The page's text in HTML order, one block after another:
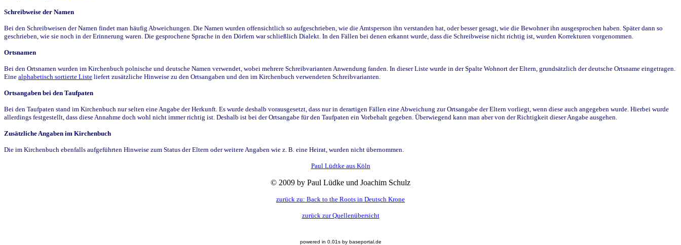
Schreibweise der Namen
Bei den Schreibweisen der Namen findet man häufig Abweichungen. Die Namen wurden offensichtlich so aufgeschrieben, wie die Amtsperson ihn verstanden hat, oder besser gesagt, wie die Bewohner ihn ausgesprochen haben. Später dann so
geschrieben, wie sie noch in der Erinnerung waren. Die gesprochene Sprache in den Dörfern war schließlich Dialekt. In den Fällen bei denen erkannt wurde, dass die Schreibweise nicht richtig ist, wurden Korrekturen vorgenommen.
Ortsnamen
Bei den Ortsnamen wurden im Kirchenbuch polnische und deutsche Namen verwendet, wobei mehrere Schreibvarianten Anwendung fanden. In dieser Liste wurde in der Spalte Wohnort der Eltern, grundsätzlich der deutsche Ortsname eingetragen.
Eine alphabetisch sortierte Liste liefert zusätzliche Hinweise zu den Ortsangaben und den im Kirchenbuch verwendeten Schreibvarianten.
Ortsangaben bei den Taufpaten
Bei den Taufpaten stand im Kirchenbuch nur selten eine Angabe der Herkunft. Es wurde deshalb vorausgesetzt, dass nur in derartigen Fällen eine Abweichung zur Ortsangabe der Eltern vorliegt, wenn diese auch angegeben wurde. Hierbei wurde
allerdings festgestellt, dass diese Annahme doch wohl nicht immer richtig ist. Deshalb ist bei der Ortsangabe für den Taufpaten ein Vorbehalt gegeben. Überwiegend kann man aber von der Richtigkeit dieser Angabe ausgehen.
Zusätzliche Angaben im Kirchenbuch
Die im Kirchenbuch ebenfalls aufgeführten Hinweise zum Status der Eltern oder weitere Angaben wie z. B. eine Heirat, wurden nicht übernommen.
Paul Lüdtke aus Köln
© 2009 by Paul Lüdke und Joachim Schulz
zurück zu: Back to the Roots in Deutsch Krone
zurück zur Quellenübersicht
powered in 0.01s by baseportal.de